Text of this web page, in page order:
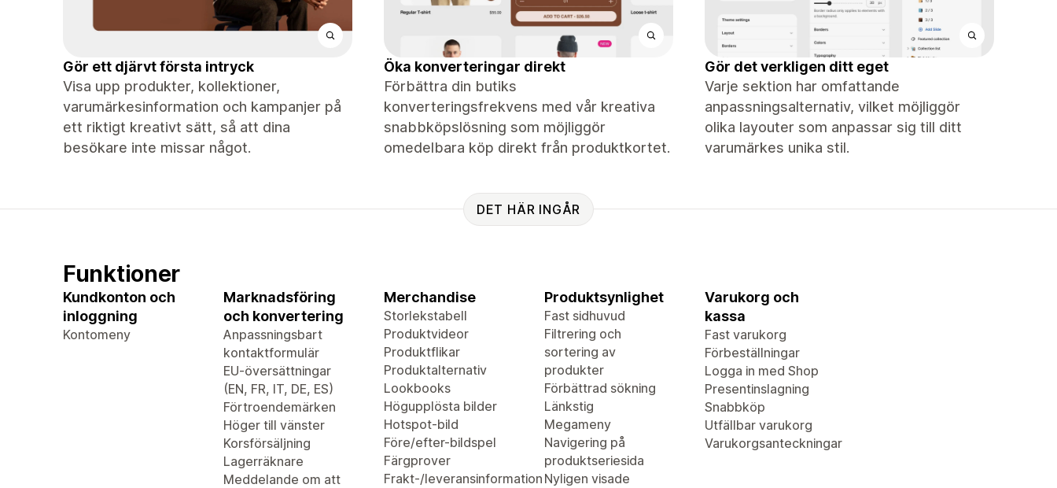
Gör ett djärvt första intryck
Visa upp produkter, kollektioner,
varumärkesinformation och kampanjer på
ett riktigt kreativt sätt, så att dina
besökare inte missar något.
Öka konverteringar direkt
Förbättra din butiks
konverteringsfrekvens med vår kreativa
snabbköpslösning som möjliggör
omedelbara köp direkt från produktkortet.
Gör det verkligen ditt eget
Varje sektion har omfattande
anpassningsalternativ, vilket möjliggör
olika layouter som anpassar sig till ditt
varumärkes unika stil.
DET HÄR INGÅR
Funktioner
Kundkonton och
inloggning
Kontomeny
Marknadsföring
och konvertering
Anpassningsbart
kontaktformulär
EU-översättningar
(EN, FR, IT, DE, ES)
Förtroendemärken
Höger till vänster
Korsförsäljning
Lagerräknare
Meddelande om att
Merchandise
Storlekstabell
Produktvideor
Produktflikar
Produktalternativ
Lookbooks
Högupplösta bilder
Hotspot-bild
Före/efter-bildspel
Färgprover
Frakt-/leveransinformation
Produktsynlighet
Fast sidhuvud
Filtrering och
sortering av
produkter
Förbättrad sökning
Länkstig
Megameny
Navigering på
produktseriesida
Nyligen visade
Varukorg och
kassa
Fast varukorg
Förbeställningar
Logga in med Shop
Presentinslagning
Snabbköp
Utfällbar varukorg
Varukorgsanteckningar